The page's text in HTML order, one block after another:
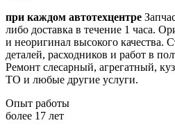
при каждом автотехцентре
либо доставка в течение 1 часа.
и неоригинал высокого качества.
деталей, расходников и работ в
Ремонт слесарный, агрегатный,
ТО и любые другие услуги.
Опыт работы
более 17 лет